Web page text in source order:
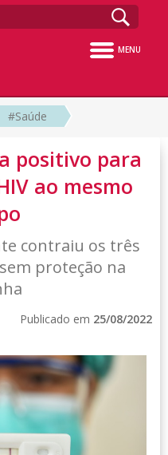
MENU
#Saúde
positivo para
ao mesmo
contraiu os três
proteção na
Publicado em 25/08/2022